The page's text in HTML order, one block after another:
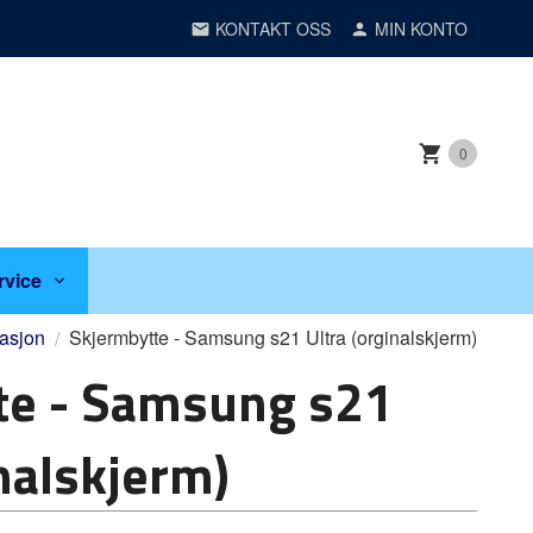
KONTAKT OSS MIN KONTO
0
Skjermbytte - Samsung s21 Ultra (orginalskjerm)
- Samsung s21